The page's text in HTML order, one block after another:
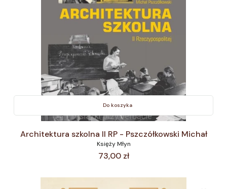
Do koszyka
Architektura szkolna II RP - Pszczółkowski Michał
Księży Młyn
Cena
73,00 zł